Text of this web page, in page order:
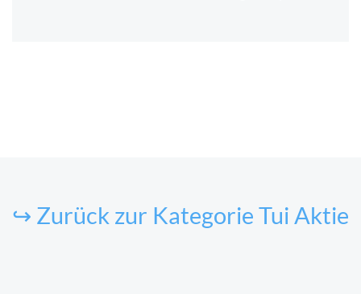
↪ Zurück zur Kategorie Tui Aktie